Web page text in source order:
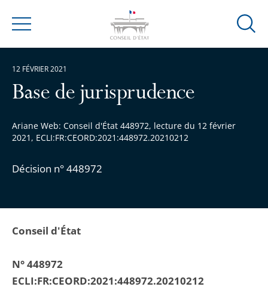
Menu
Ouvrir
Base de jurisprudence
Ariane Web: Conseil d'État 448972, lecture du 12 février
2021, ECLI:FR:CEORD:2021:448972.20210212
Décision n° 448972
12 FÉVRIER 2021
Conseil d'État
N° 448972
ECLI:FR:CEORD:2021:448972.20210212